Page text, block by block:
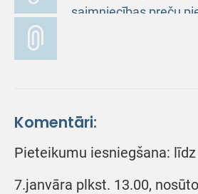
saimniecības preču
Komentāri:
Pieteikumu iesniegšana:
7.janvāra plkst. 13.00,